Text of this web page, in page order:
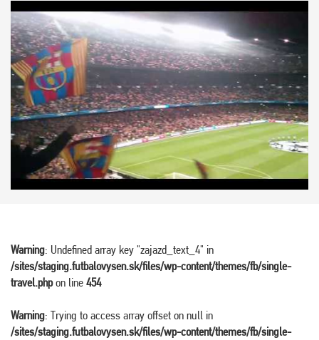
Warning: Undefined array key "zajazd_text_4" in
/sites/staging.futbalovysen.sk/files/wp-content/themes/fb/single-
travel.phpon line 454
Warning: Trying to access array offset on null in
/sites/staging.futbalovysen.sk/files/wp-content/themes/fb/single-